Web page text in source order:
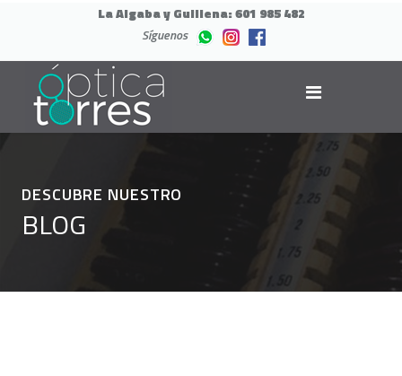
La Algaba y Guillena:601 985 482
Síguenos
DESCUBRE NUESTRO
BLOG